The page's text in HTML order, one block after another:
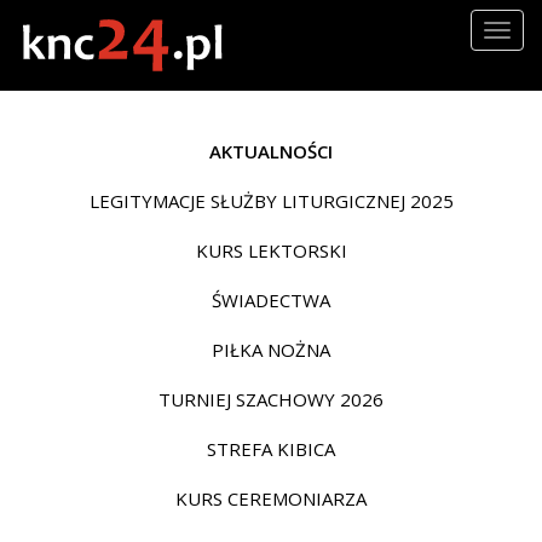
AKTUALNOŚCI
LEGITYMACJE SŁUŻBY LITURGICZNEJ 2025
KURS LEKTORSKI
ŚWIADECTWA
PIŁKA NOŻNA
TURNIEJ SZACHOWY 2026
STREFA KIBICA
KURS CEREMONIARZA